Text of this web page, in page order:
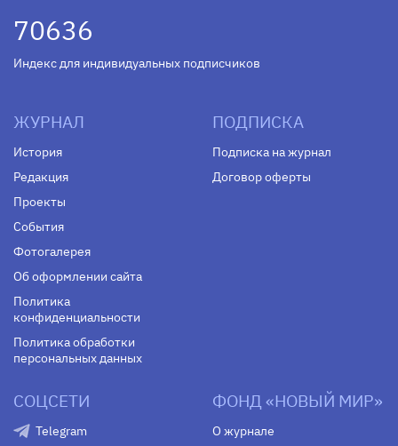
70636
Индекс для индивидуальных подписчиков
ЖУРНАЛ
История
Редакция
Проекты
События
Фотогалерея
Об оформлении сайта
Политика
конфиденциальности
Политика обработки
персональных данных
ПОДПИСКА
Подписка на журнал
Договор оферты
СОЦСЕТИ
Telegram
ФОНД «НОВЫЙ МИР»
О журнале